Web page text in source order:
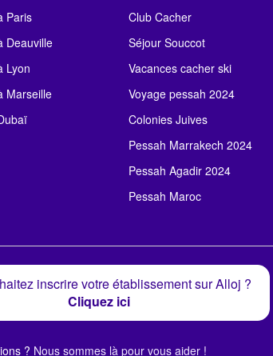
Paris
Deauville
Lyon
Marseille
Club Cacher
Séjour Souccot
Vacances cacher ski
Voyage pessah 2024
Colonies Juives
Pessah Marrakech 2024
Pessah Agadir 2024
Pessah Maroc
inscrire votre établissement sur Alloj ?
Cliquez ici
? Nous sommes là pour vous aider !